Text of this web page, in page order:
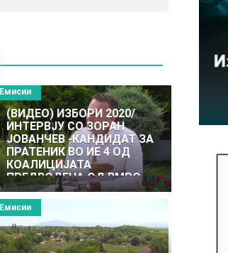
(ВИДЕО) ИЗБОРИ 2020/
ИНТЕРВЈУ СО ЗОРАН
ЈОВАНЧЕВ -КАНДИДАТ ЗА
ПРАТЕНИК ВО ИЕ 4 ОД
КОАЛИЦИЈАТА
ПРЕДВОДЕНА ОД ВМРО
ДПМНЕ
Емисии
Емисии